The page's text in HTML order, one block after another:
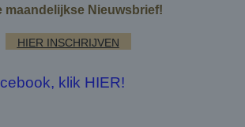
maandelijkse Nieuwsbrief!
HIER INSCHRIJVEN
klik HIER!